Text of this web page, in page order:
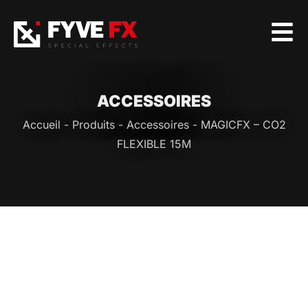
ACCESSOIRES
Accueil - Produits- Accessoires- MAGICFX – CO2
FLEXIBLE 15M